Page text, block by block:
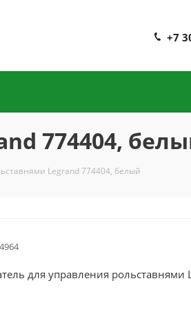
+7
774404,
Legrand 774404, белый
для управления рольставнями